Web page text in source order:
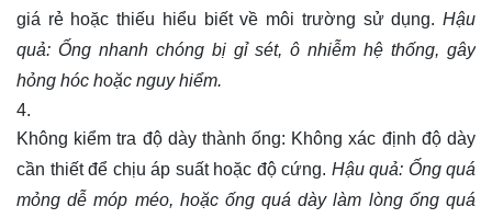
giá rẻ hoặc thiếu hiểu biết về môi trường sử dụng. Hậu
quả: Ống nhanh chóng bị gỉ sét, ô nhiễm hệ thống, gây
hỏng hóc hoặc nguy hiểm.
Không kiểm tra độ dày thành ống: Không xác định độ dày
cần thiết để chịu áp suất hoặc độ cứng. Hậu quả: Ống quá
mỏng dễ móp méo, hoặc ống quá dày làm lòng ống quá